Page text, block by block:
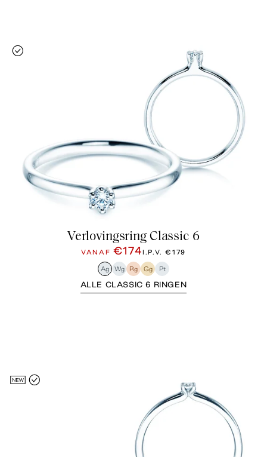
Verlovingsring Classic 6
VANAF €174I.P.V.€179
Ag Wg Rg Gg Pt
ALLE CLASSIC 6 RINGEN